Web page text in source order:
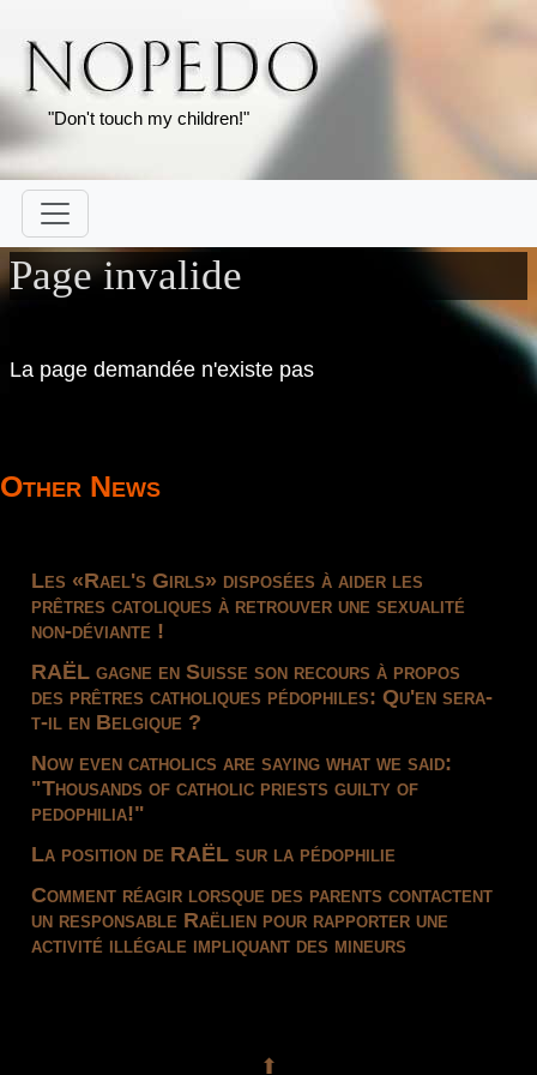
"Don't touch my children!"
Page invalide
La page demandée n'existe pas
Other News
Les «Rael's Girls» disposées à aider les
prêtres catoliques à retrouver une sexualité
non-déviante !
RAËL gagne en Suisse son recours à propos
des prêtres catholiques pédophiles: Qu'en sera-
t-il en Belgique ?
Now even catholics are saying what we said:
"Thousands of catholic priests guilty of
pedophilia!"
La position de RAËL sur la pédophilie
Comment réagir lorsque des parents contactent
un responsable Raëlien pour rapporter une
activité illégale impliquant des mineurs
⬆